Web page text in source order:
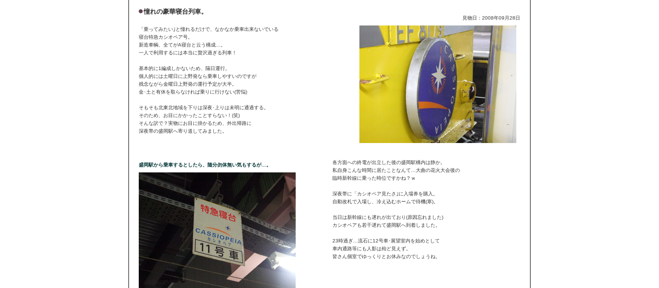
憧れの豪華寝台列車。
見物日：2008年09月28日
「乗ってみたい｣と憧れるだけで、なかなか乗車出来ないでいる
寝台特急カシオペア号。
新造車輌、全てがA寝台と云う構成…。
一人で利用するには本当に贅沢過ぎる列車！
基本的に1編成しかないため、隔日運行。
個人的には土曜日に上野発なら乗車しやすいのですが
残念ながら金曜日上野発の運行予定が大半。
金･土と有休を取らなければ乗りに行けない(苦悩)
そもそも北東北地域を下りは深夜･上りは未明に通過する。
そのため、お目にかかったことすらない！(笑)
そんな訳で？実物にお目に掛かるため、外出帰路に
深夜帯の盛岡駅へ寄り道してみました。
盛岡駅から乗車するとしたら、随分勿体無い気もするが…。
各方面への終電が出立した後の盛岡駅構内は静か。
私自身こんな時間に居たことなんて…大曲の花火大会後の
臨時新幹線に乗った時位ですかね？ｗ
深夜帯に「カシオペア見たさ｣に入場券を購入。
自動改札で入場し、冷え込むホームで待機(寒)。
当日は新幹線にも遅れが出ており(原因忘れました)
カシオペアも若干遅れて盛岡駅へ到着しました。
23時過ぎ…流石に12号車･展望室内を始めとして
車内通路等にも人影は殆ど見えず。
皆さん個室でゆっくりとお休みなのでしょうね。